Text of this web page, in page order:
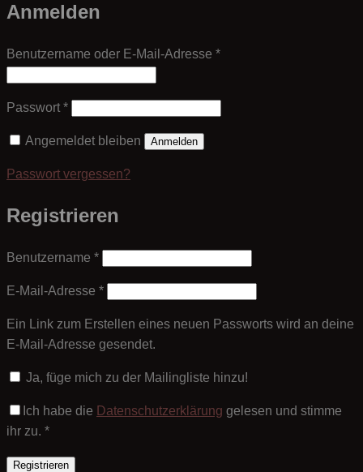
Anmelden
Benutzername oder E-Mail-Adresse *Erforderlich
Passwort *Erforderlich
Angemeldet bleiben Anmelden
Passwort vergessen?
Registrieren
Benutzername *Erforderlich
E-Mail-Adresse *Erforderlich
Ein Link zum Erstellen eines neuen Passworts wird an deine
E-Mail-Adresse gesendet.
Ja, füge mich zu der Mailingliste hinzu!
Ich habe die Datenschutzerklärung gelesen und stimme
ihr zu. *
Registrieren